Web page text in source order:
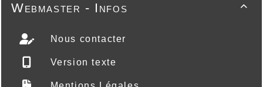

Webmaster - Infos
Nous contacter
Version texte